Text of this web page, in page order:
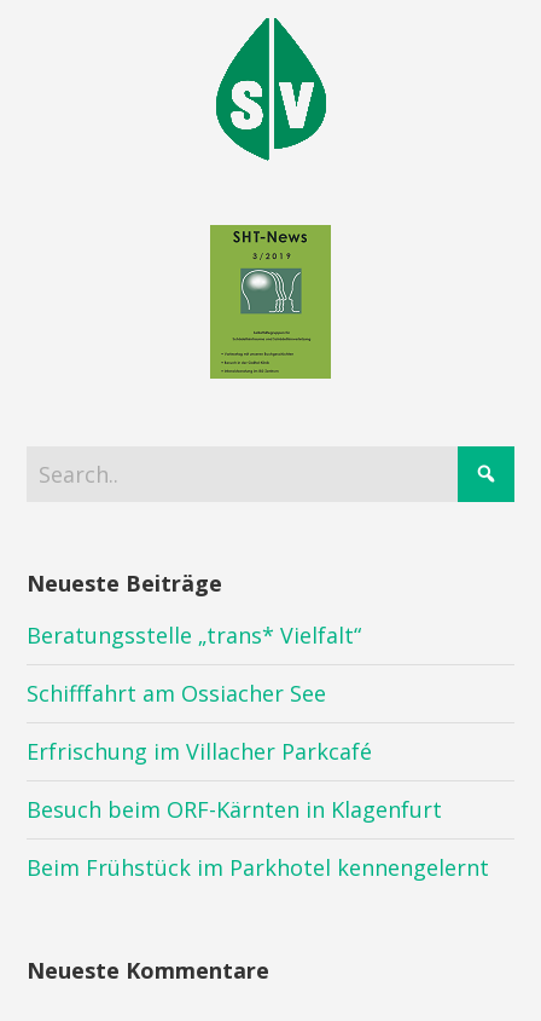
Neueste Beiträge
Beratungsstelle „trans* Vielfalt“
Schifffahrt am Ossiacher See
Erfrischung im Villacher Parkcafé
Besuch beim ORF-Kärnten in Klagenfurt
Beim Frühstück im Parkhotel kennengelernt
Neueste Kommentare